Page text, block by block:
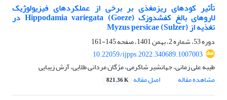
تأثیر کود‌های ریز‌مغذی بر برخی از عملکردهای فیزیولوژیک
لاروهای بالغ کفشدوزک Hippodamia variegata (Goeze) در
تغذیه از Myzus persicae (Sulzer)
دوره 53، شماره 2، بهمن 1401، صفحه
145-161
10.22059/ijpps.2022.340689.1007003
طیبه علی زمانی، جهانشیر شاکرمی، مژگان مردانی طلایی، آرش زیبایی
مشاهده مقاله
اصل مقاله 821.36 K